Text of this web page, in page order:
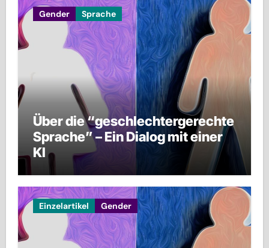
Gender Sprache
Über die “geschlechtergerechte
Sprache” – Ein Dialog mit einer
KI
Einzelartikel Gender